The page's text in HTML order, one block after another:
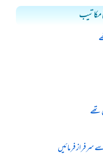
مکاتیب
تھے
سرفراز فرمائیں